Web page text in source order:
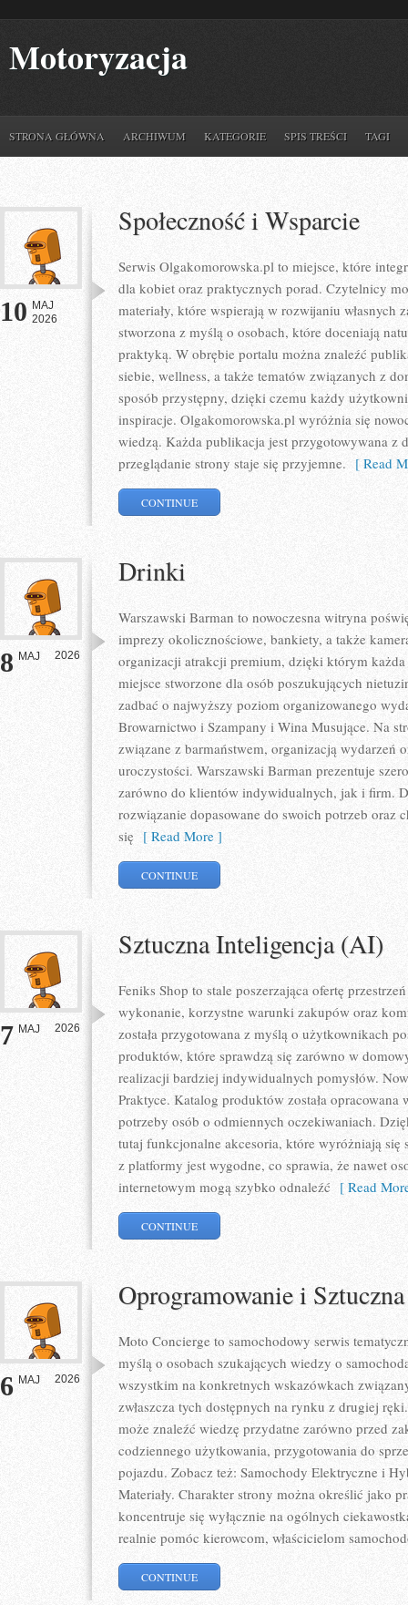
Motoryzacja
STRONA GŁÓWNA ARCHIWUM KATEGORIE SPIS TREŚCI TAGI
10 MAJ
2026
Społeczność i Wsparcie
Serwis Olgakomorowska.pl to miejsce, które
dla kobiet oraz praktycznych porad. Czytelnicy
materiały, które wspierają w rozwijaniu własnych
stworzona z myślą o osobach, które doceniają
praktyką. W obrębie portalu można znaleźć
siebie, wellness, a także tematów związanych z
sposób przystępny, dzięki czemu każdy
inspiracje. Olgakomorowska.pl wyróżnia się
wiedzą. Każda publikacja jest przygotowywana z
przeglądanie strony staje się przyjemne. [ Read
CONTINUE
8 MAJ 2026
Drinki
Warszawski Barman to nowoczesna witryna
imprezy okolicznościowe, bankiety, a także
organizacji atrakcji premium, dzięki którym
miejsce stworzone dla osób poszukujących
zadbać o najwyższy poziom organizowanego
Browarnictwo i Szampany i Wina Musujące. Na
związane z barmaństwem, organizacją wydarzeń
uroczystości. Warszawski Barman prezentuje
zarówno do klientów indywidualnych, jak i firm.
rozwiązanie dopasowane do swoich potrzeb oraz
się [ Read More ]
CONTINUE
7 MAJ 2026
Sztuczna Inteligencja (AI)
Feniks Shop to stale poszerzająca ofertę
wykonanie, korzystne warunki zakupów oraz
została przygotowana z myślą o użytkownikach
produktów, które sprawdzą się zarówno w
realizacji bardziej indywidualnych pomysłów.
Praktyce. Katalog produktów została
potrzeby osób o odmiennych oczekiwaniach.
tutaj funkcjonalne akcesoria, które wyróżniają
z platformy jest wygodne, co sprawia, że nawet
internetowym mogą szybko odnaleźć [ Read
CONTINUE
6 MAJ 2026
Oprogramowanie i
Moto Concierge to samochodowy serwis
myślą o osobach szukających wiedzy o
wszystkim na konkretnych wskazówkach
zwłaszcza tych dostępnych na rynku z drugiej
może znaleźć wiedzę przydatne zarówno przed
codziennego użytkowania, przygotowania do
pojazdu. Zobacz też: Samochody Elektryczne i
Materiały. Charakter strony można określić jako
koncentruje się wyłącznie na ogólnych
realnie pomóc kierowcom, właścicielom
CONTINUE